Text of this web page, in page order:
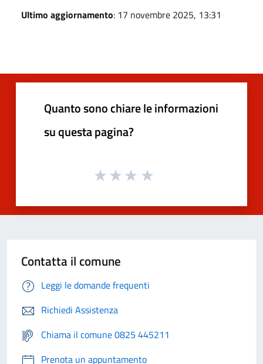
Ultimo aggiornamento: 17 novembre 2025, 13:31
Quanto sono chiare le informazioni
su questa pagina?
Contatta il comune
Leggi le domande frequenti
Richiedi Assistenza
Chiama il comune 0825 445211
Prenota un appuntamento